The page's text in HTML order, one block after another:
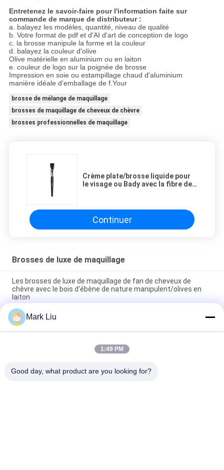
Entretenez le savoir-faire pour l'information faite sur
commande de marque de distributeur :
a. balayez les modèles, quantité, niveau de qualité
b. Votre format de pdf et d'AI d'art de conception de logo
c. la brosse manipule la forme et la couleur
d. balayez la couleur d'olive
Olive matérielle en aluminium ou en laiton
e. couleur de logo sur la poignée de brosse
Impression en soie ou estampillage chaud d'aluminium
manière idéale d'emballage de f.Your
brosse de mélange de maquillage
brosses de maquillage de cheveux de chèvre
brosses professionnelles de maquillage
Crème plate/brosse liquide pour
le visage ou Bady avec la fibre de
Continuer
Brosses de luxe de maquillage
Les brosses de luxe de maquillage de fan de cheveux de
chèvre avec le bois d'ébène de nature manipulent/olives en
laiton
Brosse biseautée de luxe de maquillage de poudre avec
stupéfier les cheveux mous et denses de chèvre de Brown
foncé XGF
Brosse de luxe de base d'artiste avec les cheveux ultra de luxe
Mark Liu
1:49 PM
Good day, what product are you looking for?